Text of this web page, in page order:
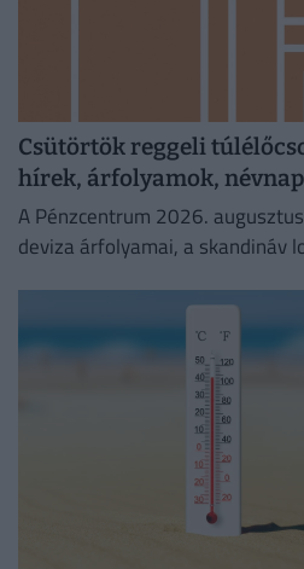
Csütörtök reggeli
hírek, árfolyamok, névnap
A Pénzcentrum 2026.
deviza árfolyamai, a skandináv